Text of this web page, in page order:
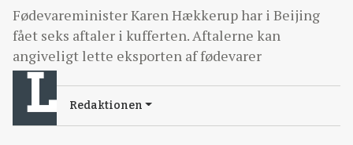
Fødevareminister Karen Hækkerup har i Beijing
fået seks aftaler i kufferten. Aftalerne kan
angiveligt lette eksporten af fødevarer
Redaktionen